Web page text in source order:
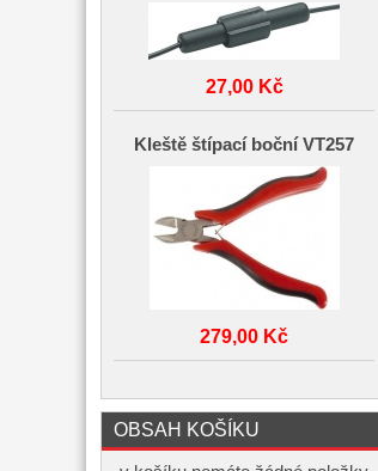
27,00 Kč
Kleště štípací boční VT257
279,00 Kč
OBSAH KOŠÍKU